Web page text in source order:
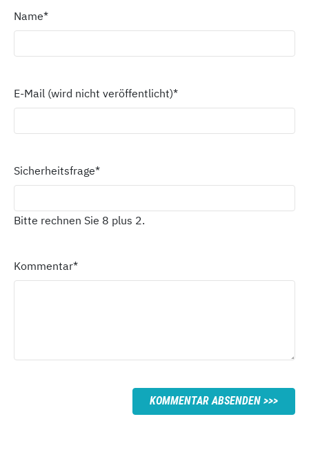
Name*
E-Mail (wird nicht veröffentlicht)*
Sicherheitsfrage*
Bitte rechnen Sie 8 plus 2.
Kommentar*
KOMMENTAR ABSENDEN